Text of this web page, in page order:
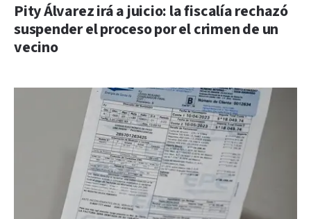
Pity Álvarez irá a juicio: la fiscalía rechazó
suspender el proceso por el crimen de un
vecino